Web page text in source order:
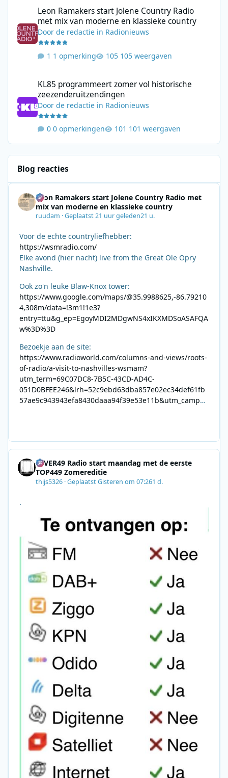
Leon Ramakers start Jolene Country Radio
met mix van moderne en klassieke country
Doorde redactie in Radionieuws
1 opmerking 105 weergaven
KL85 programmeert zomer vol historische
zeezenderuitzendingen
Doorde redactie in Radionieuws
0 opmerkingen 101 weergaven
Blog reacties
Leon Ramakers start Jolene Country Radio met
mix van moderne en klassieke country
ruudam ·Geplaatst21 uur geleden21 u.
Voor de echte countryliefhebber:
https://wsmradio.com/
Elke avond (hier nacht) live from the Great Ole Opry
Nashville.
Ook zo'n leuke Blaw-Knox tower:
https://www.google.com/maps/@35.9988625,-86.79210
4,308m/data=!3m1!1e3?
entry=ttu&g_ep=EgoyMDI2MDgwNS4xIKXMDSoASAFQA
w%3D%3D
Bezoekje aan de site:
https://www.radioworld.com/columns-and-views/roots-
of-radio/a-visit-to-nashvilles-wsmam?
utm_term=69C07DC8-7B5C-43CD-AD4C-
051D0BFEE246&lrh=52c9ebd63dba857e02ec34def61fb
57ae9c943943efa8430daaa94f39e53e11b&utm_campai
8F09201A140D&utm_source=SmartBrief
4EVER49 Radio start maandag met de eerste
TOP449 Zomereditie
thijs5326 ·GeplaatstGisteren om 07:261 d.
.